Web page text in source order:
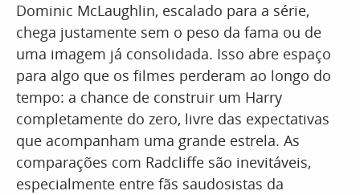
Dominic McLaughlin, escalado para a série,
chega justamente sem o peso da fama ou de
uma imagem já consolidada. Isso abre espaço
para algo que os filmes perderam ao longo do
tempo: a chance de construir um Harry
completamente do zero, livre das expectativas
que acompanham uma grande estrela. As
comparações com Radcliffe são inevitáveis,
especialmente entre fãs saudosistas da